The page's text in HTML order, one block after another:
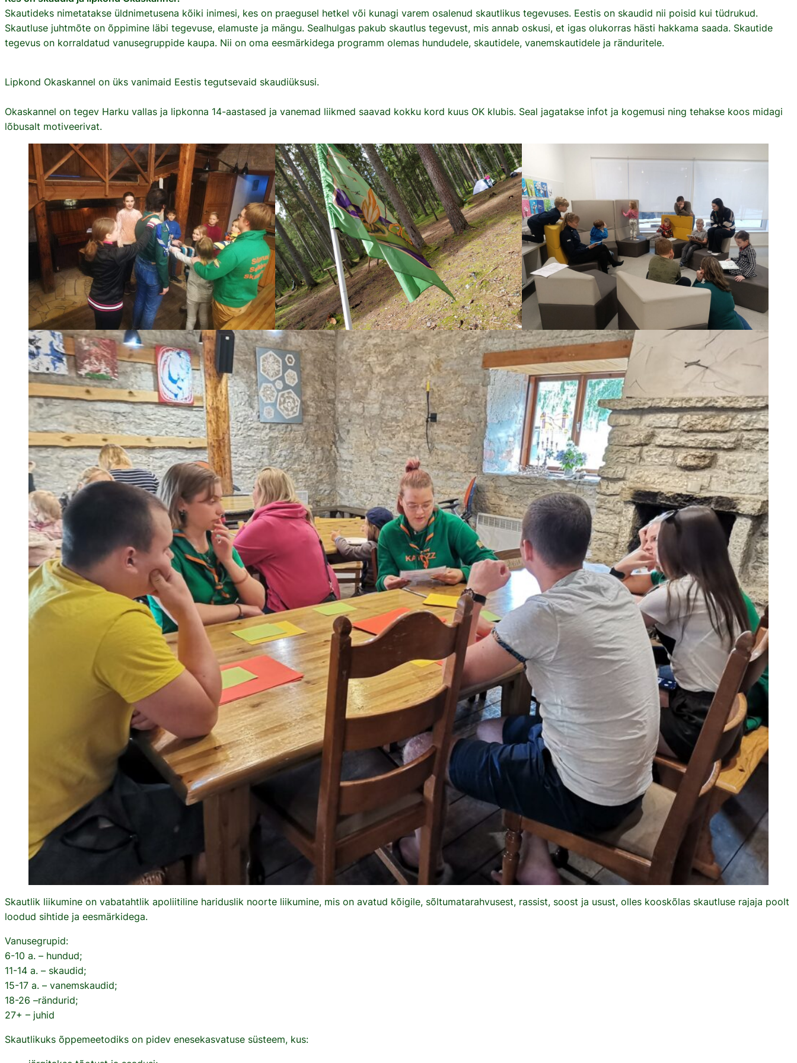
Skautideks nimetatakse üldnimetusena kõiki inimesi, kes on praegusel hetkel või kunagi varem osalenud skautlikus tegevuses. Eestis on skaudid nii poisid kui tüdrukud.
Skautluse juhtmõte on õppimine läbi tegevuse, elamuste ja mängu. Sealhulgas pakub skautlus tegevust, mis annab oskusi, et igas olukorras hästi hakkama saada. Skautide
tegevus on korraldatud vanusegruppide kaupa. Nii on oma eesmärkidega programm olemas hundudele, skautidele, vanemskautidele ja ränduritele.
Lipkond Okaskannel on üks vanimaid Eestis tegutsevaid skaudiüksusi.
Okaskannel on tegev Harku vallas ja lipkonna 14-aastased ja vanemad liikmed saavad kokku kord kuus OK klubis. Seal jagatakse infot ja kogemusi ning tehakse koos midagi
lõbusalt motiveerivat.
Skautlik liikumine on vabatahtlik apoliitiline hariduslik noorte liikumine, mis on avatud kõigile, sõltumatarahvusest, rassist, soost ja usust, olles kooskõlas skautluse rajaja poolt
loodud sihtide ja eesmärkidega.
Vanusegrupid:
6-10 a. – hundud;
11-14 a. – skaudid;
15-17 a. – vanemskaudid;
18-26 –rändurid;
27+ – juhid
Skautlikuks õppemeetodiks on pidev enesekasvatuse süsteem, kus: